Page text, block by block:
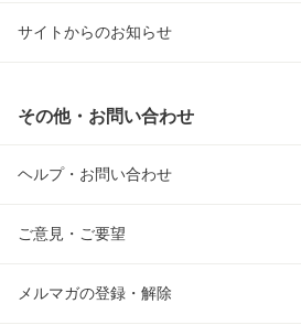
サイトからのお知らせ
その他・お問い合わせ
ヘルプ・お問い合わせ
ご意見・ご要望
メルマガの登録・解除